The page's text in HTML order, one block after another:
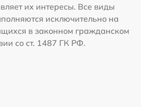
их интересы. Все виды
исключительно на
в законном гражданском
со ст. 1487 ГК РФ.